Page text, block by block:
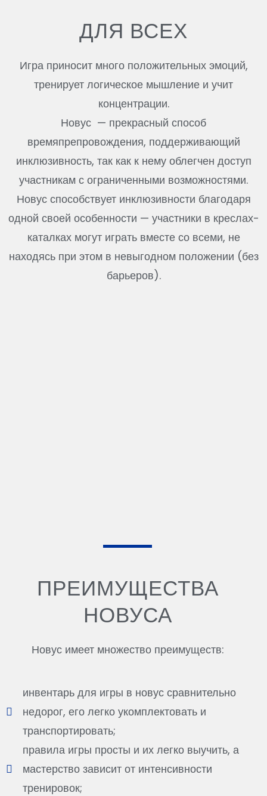
ДЛЯ ВСЕХ
Игра приносит много положительных эмоций,
тренирует логическое мышление и учит
концентрации.
Новус — прекрасный способ
времяпрепровождения, поддерживающий
инклюзивность, так как к нему облегчен доступ
участникам с ограниченными возможностями.
Новус способствует инклюзивности благодаря
одной своей особенности — участники в креслах-
каталках могут играть вместе со всеми, не
находясь при этом в невыгодном положении (без
барьеров).
ПРЕИМУЩЕСТВА
НОВУСА
Новус имеет множество преимуществ:
инвентарь для игры в новус сравнительно
недорог, его легко укомплектовать и
транспортировать;
правила игры просты и их легко выучить, а
мастерство зависит от интенсивности
тренировок;